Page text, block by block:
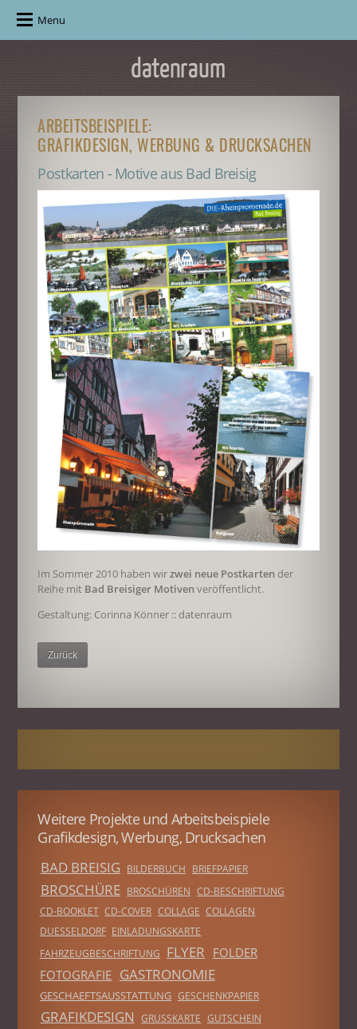
Menu
ARBEITSBEISPIELE:
GRAFIKDESIGN, WERBUNG & DRUCKSACHEN
Postkarten - Motive aus Bad Breisig
Im Sommer 2010 haben wirzwei neue Postkarten der
Reihe mit Bad Breisiger Motivenveröffentlicht.
Gestaltung: Corinna Könner :: datenraum
Zurück
Weitere Projekte und Arbeitsbeispiele
Grafikdesign, Werbung, Drucksachen
BAD BREISIG BILDERBUCH BRIEFPAPIER
BROSCHÜRE BROSCHÜREN CD-BESCHRIFTUNG
CD-BOOKLET CD-COVER COLLAGE COLLAGEN
DUESSELDORF EINLADUNGSKARTE
FAHRZEUGBESCHRIFTUNG
FLYER FOLDER
FOTOGRAFIE GASTRONOMIE
GESCHAEFTSAUSSTATTUNG GESCHENKPAPIER
GRAFIKDESIGN GRUSSKARTE
GUTSCHEIN